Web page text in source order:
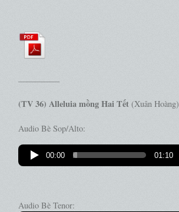
—————
(TV 36) Alleluia mồng Hai Tết(Xuân Hoàng)
Audio Bè Sop/Alto:
00:00 01:10
Audio Bè Tenor: